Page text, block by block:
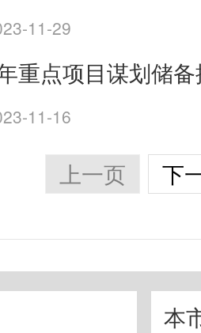
11-29
重点项目谋划储
11-16
上一页 下
本